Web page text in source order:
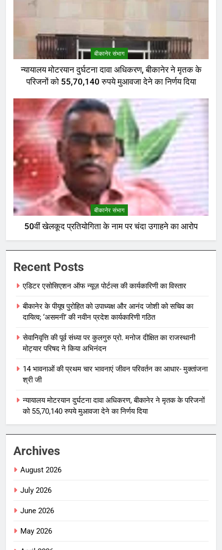
बीकानेर संभाग
न्यायालय मोटरयान दुर्घटना दावा अधिकरण, बीकानेर ने मृतक के
परिजनों को 55,70,140 रुपये मुआवजा देने का निर्णय दिया
बीकानेर संभाग
50वीं खेलकूद प्रतियोगिता के नाम पर चंदा उगाहने का आरोप
Recent Posts
एडिटर एसोसिएशन ऑफ न्यूज़ पोर्टल्स की कार्यकारिणी का विस्तार
बीकानेर के पीयूष पुरोहित को उपाध्यक्ष और आनंद जोशी को सचिव का
दायित्व; ‘असमनी’ की नवीन प्रदेश कार्यकारिणी गठित
सेवानिवृत्ति की पूर्व संध्या पर कुलगुरु प्रो. मनोज दीक्षित का राजस्थानी
मोट्यार परिषद ने किया अभिनंदन
14 भावनाओं की प्रथम चार भावनाएं जीवन परिवर्तन का आधार- मुक्तांजना
श्री जी
न्यायालय मोटरयान दुर्घटना दावा अधिकरण, बीकानेर ने मृतक के परिजनों
को 55,70,140 रुपये मुआवजा देने का निर्णय दिया
Archives
August 2026
July 2026
June 2026
May 2026